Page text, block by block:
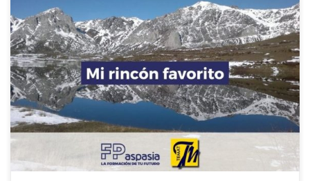
La Exposición virtual del Certamen de Fotografía con el sello
medioambiental de TEMAT queda oficialmente abierta. El pasado
26 de enero los centros participantes en el Programa Moai del
Sello Ambiental “Centro Educativo Sostenible” conmemoran el
dia mundial de la educación ambiental con una exposición
fotográfica en formato virtual. La […]